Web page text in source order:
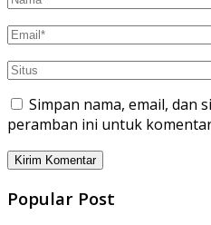
Simpan nama, email, dan
peramban ini untuk
Popular Post